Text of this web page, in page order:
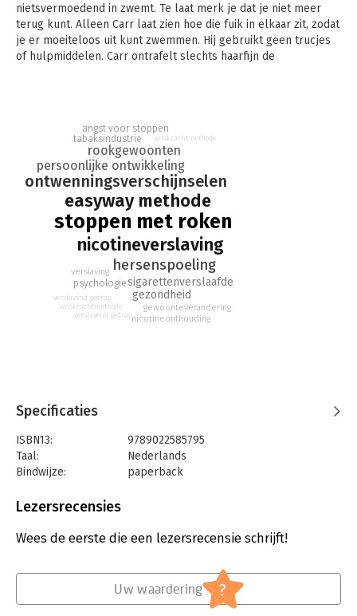
nietsvermoedend in zwemt. Te laat merk je dat je niet meer
terug kunt. Alleen Carr laat zien hoe die fuik in elkaar zit, zodat
je er moeiteloos uit kunt zwemmen. Hij gebruikt geen trucjes
of hulpmiddelen. Carr ontrafelt slechts haarfijn de
stoppen met roken
easyway methode
nicotineverslaving
ontwenningsverschijnselen
hersenspoeling
persoonlijke ontwikkeling
rookgewoonten
sigarettenverslaafde
gezondheid
tabaksindustrie
angst voor stoppen
psychologie
gewoonteverandering
verslaving
nicotineonthouding
wilskrachtmethode
verslavend gedrag
wilskrachtmethode
verslavend gedrag
Specificaties
ISBN13:
9789022585795
Taal:
Nederlands
Bindwijze:
paperback
Uitgever:
Verschijningsdatum:
29-12-2018
Lezersrecensies
Wees de eerste die een lezersrecensie schrijft!
Uw waardering ?